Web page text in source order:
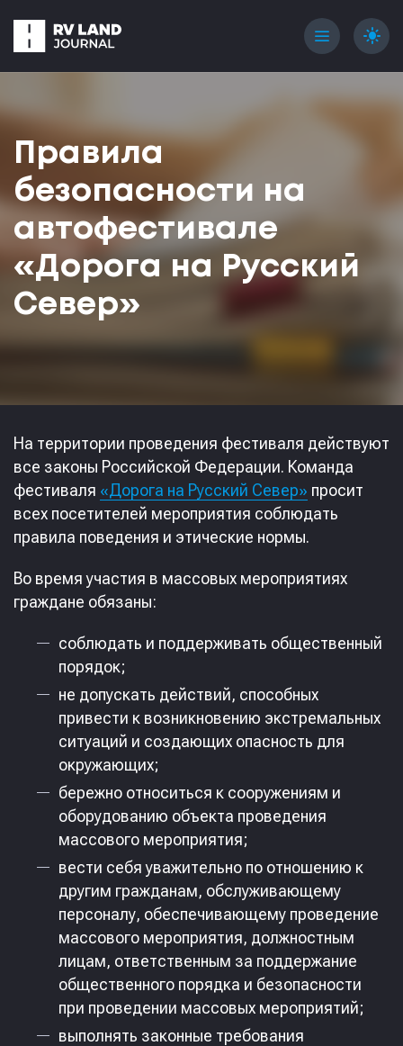
menu light_mode
Правила
безопасности на
автофестивале
«Дорога на Русский
Север»
На территории проведения фестиваля действуют
все законы Российской Федерации. Команда
фестиваля «Дорога на Русский Север» просит
всех посетителей мероприятия соблюдать
правила поведения и этические нормы.
Во время участия в массовых мероприятиях
граждане обязаны:
соблюдать и поддерживать общественный
порядок;
не допускать действий, способных
привести к возникновению экстремальных
ситуаций и создающих опасность для
окружающих;
бережно относиться к сооружениям и
оборудованию объекта проведения
массового мероприятия;
вести себя уважительно по отношению к
другим гражданам, обслуживающему
персоналу, обеспечивающему проведение
массового мероприятия, должностным
лицам, ответственным за поддержание
общественного порядка и безопасности
при проведении массовых мероприятий;
выполнять законные требования